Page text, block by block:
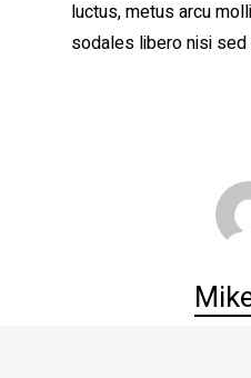
luctus, metus arcu
sodales libero nisi sed